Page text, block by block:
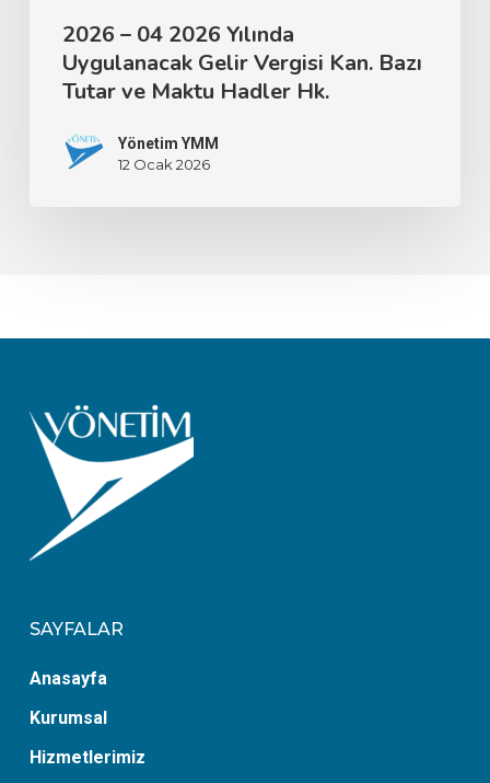
2026 – 04 2026 Yılında
Uygulanacak Gelir Vergisi Kan. Bazı
Tutar ve Maktu Hadler Hk.
Yönetim YMM
12 Ocak 2026
SAYFALAR
Anasayfa
Kurumsal
Hizmetlerimiz